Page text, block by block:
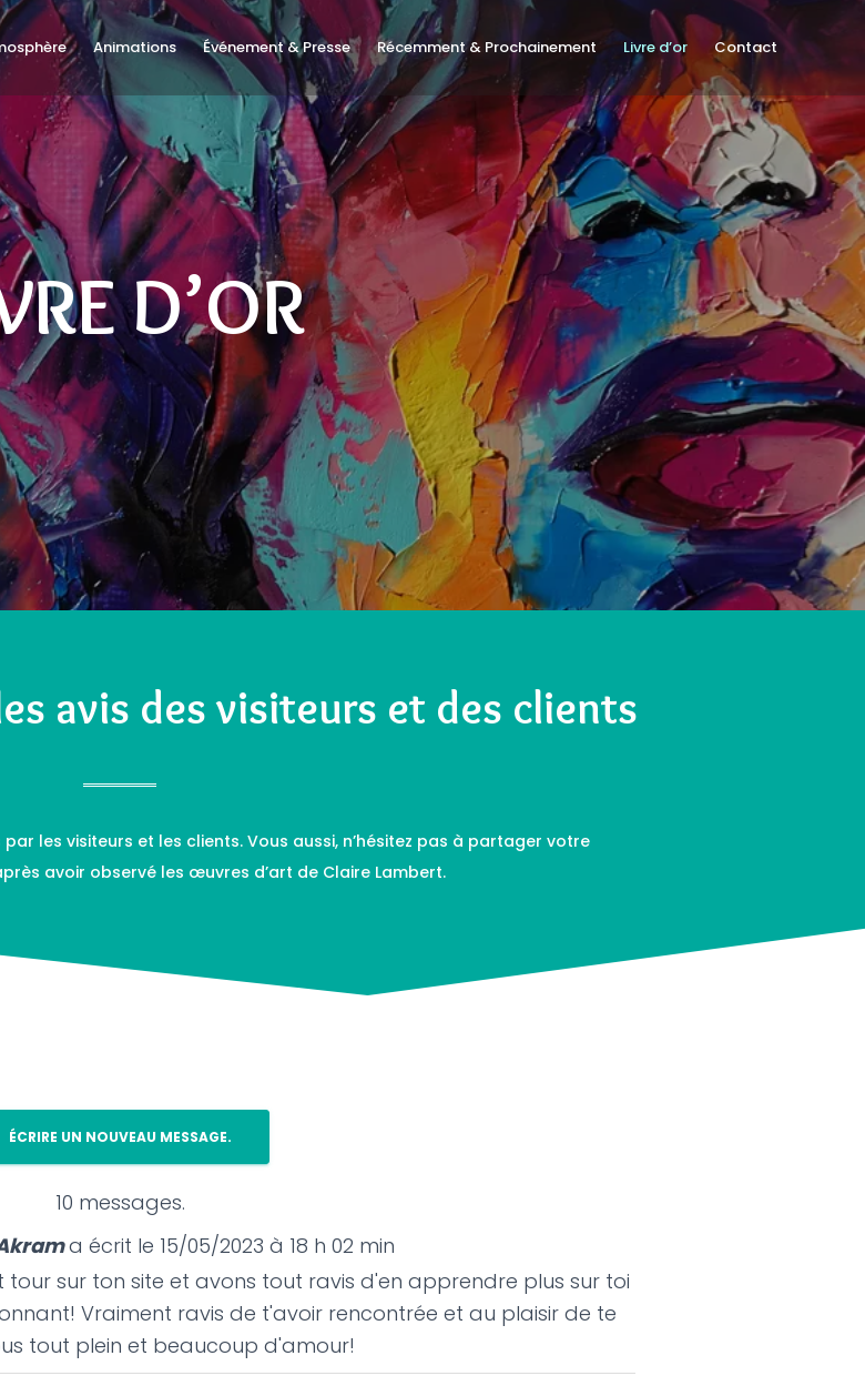
Animations Événement & Presse Récemment & Prochainement Livre d’or Contact
D’OR
avis des visiteurs et des clients
par les visiteurs et les clients. Vous aussi, n’hésitez pas à partager votre
avoir observé les œuvres d’art de Claire Lambert.
10 messages.
a écrit le 15/05/2023 à 18 h 02 min
tour sur ton site et avons tout ravis d'en apprendre plus sur toi
Vraiment ravis de t'avoir rencontrée et au plaisir de te
tout plein et beaucoup d'amour!